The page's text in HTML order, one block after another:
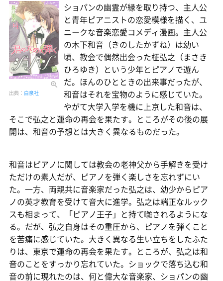
出典： 白泉社
ショパンの幽霊が縁を取り持つ、主人公
と青年ピアニストの恋愛模様を描く、ユ
ニークな音楽恋愛コメディ漫画。主人公
の木下和音（きのしたかずね）は幼い
頃、教会で偶然出会った柾弘之（まさき
ひろゆき）という少年とピアノで遊ん
だ。ほんのひとときの出来事だったが、
和音はそれを宝物のように感じていた。
やがて大学入学を機に上京した和音は、
そこで弘之と運命の再会を果たす。ところがその後の展
開は、和音の予想とは大きく異なるものだった。
和音はピアノに関しては教会の老神父から手解きを受け
ただけの素人だが、ピアノを弾く楽しさを忘れずにい
た。一方、両親共に音楽家だった弘之は、幼少からピア
ノの英才教育を受けて音大に進学。弘之は端正なルック
スも相まって、「ピアノ王子」と持て囃されるようにな
る。だが、弘之自身はその重圧から、ピアノを弾くこと
を苦痛に感じていた。大きく異なる生い立ちをしたふた
りは、東京で運命の再会を果たす。ところが、弘之は和
音のことをすっかり忘れていた。ショックで落ち込む和
音の前に現れたのは、何と偉大な音楽家、ショパンの幽